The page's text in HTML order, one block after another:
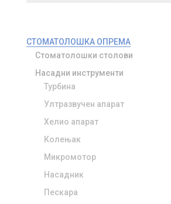
СТОМАТОЛОШКА ОПРЕМА
Стоматолошки столови
Насадни инструменти
Турбина
Ултразвучен апарат
Хелио апарат
Колењак
Микромотор
Насадник
Пескара